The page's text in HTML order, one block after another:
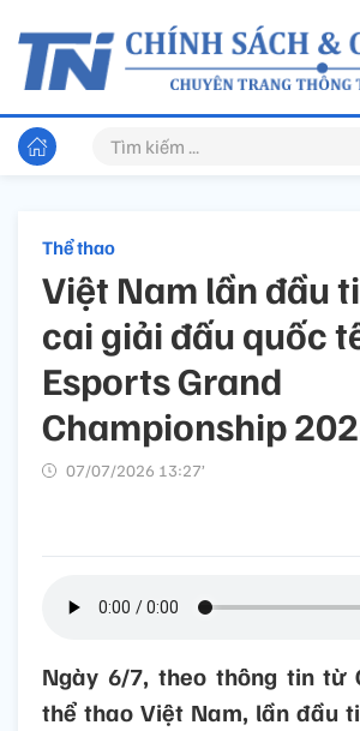
Thể thao
Việt Nam lần đầu
cai giải đấu quốc
Esports Grand
Championship
07/07/2026 13:27’
Ngày 6/7, theo thông tin từ
thể thao Việt Nam, lần đầu